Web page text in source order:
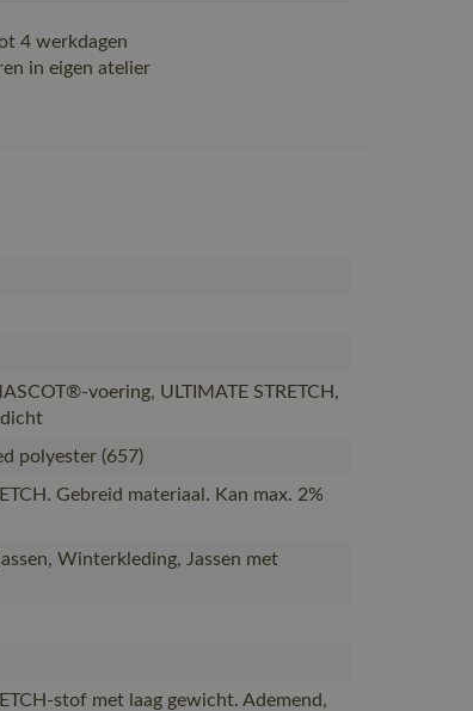
4 werkdagen
in eigen atelier
voering, ULTIMATE STRETCH,
polyester (657)
Gebreid materiaal. Kan max. 2%
Winterkleding, Jassen met
stof met laag gewicht. Ademend,